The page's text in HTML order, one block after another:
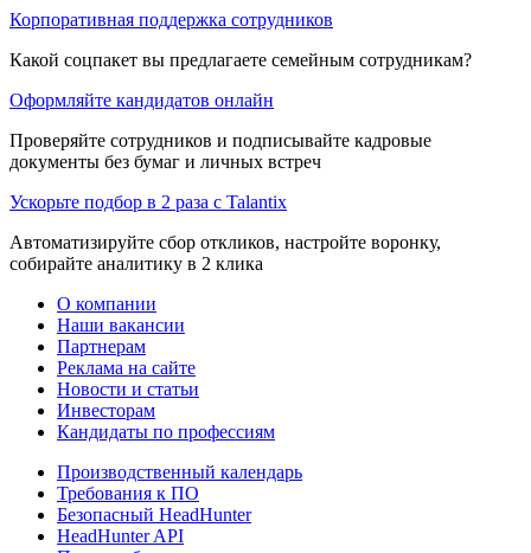
Корпоративная поддержка сотрудников
Какой соцпакет вы предлагаете семейным сотрудникам?
Оформляйте кандидатов онлайн
Проверяйте сотрудников и подписывайте кадровые
документы без бумаг и личных встреч
Ускорьте подбор в 2 раза с Talantix
Автоматизируйте сбор откликов, настройте воронку,
собирайте аналитику в 2 клика
О компании
Наши вакансии
Партнерам
Реклама на сайте
Новости и статьи
Инвесторам
Кандидаты по профессиям
Производственный календарь
Требования к ПО
Безопасный HeadHunter
HeadHunter API